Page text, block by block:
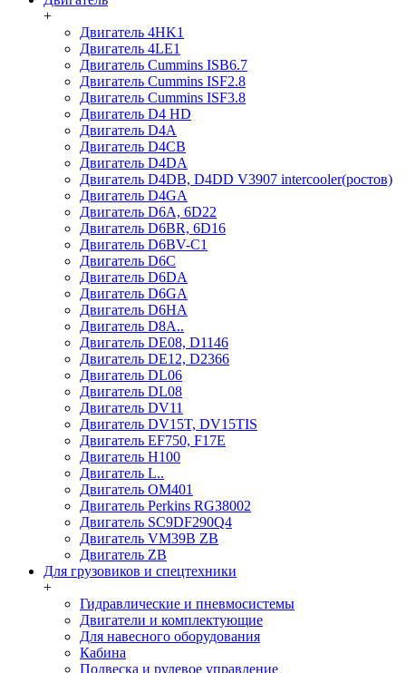
+
Двигатель 4HK1
Двигатель 4LE1
Двигатель Cummins ISB6.7
Двигатель Cummins ISF2.8
Двигатель Cummins ISF3.8
Двигатель D4 HD
Двигатель D4A
Двигатель D4CB
Двигатель D4DA
Двигатель D4DB, D4DD V3907 intercooler(ростов)
Двигатель D4GA
Двигатель D6A, 6D22
Двигатель D6BR, 6D16
Двигатель D6BV-C1
Двигатель D6C
Двигатель D6DA
Двигатель D6GA
Двигатель D6HA
Двигатель D8A..
Двигатель DE08, D1146
Двигатель DE12, D2366
Двигатель DL06
Двигатель DL08
Двигатель DV11
Двигатель DV15T, DV15TIS
Двигатель EF750, F17E
Двигатель H100
Двигатель L..
Двигатель OM401
Двигатель Perkins RG38002
Двигатель SC9DF290Q4
Двигатель VM39B ZB
Двигатель ZB
Для грузовиков и спецтехники
+
Гидравлические и пневмосистемы
Двигатели и комплектующие
Для навесного оборудования
Кабина
Подвеска и рулевое управление